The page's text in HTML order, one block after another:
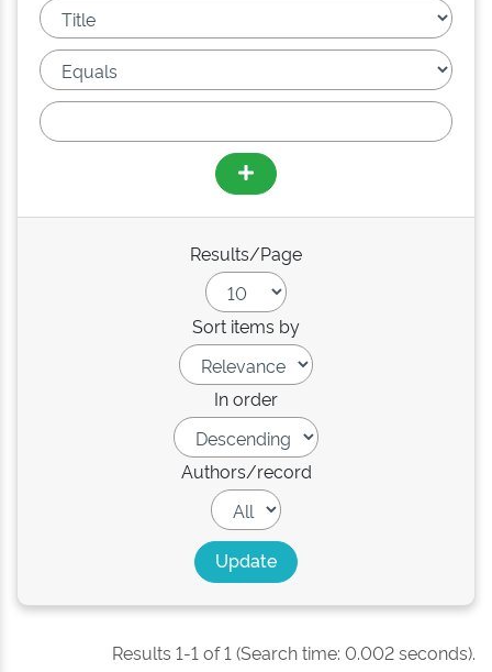
Results/Page
Sort items by
In order
Authors/record
Results 1-1 of 1 (Search time: 0.002 seconds).